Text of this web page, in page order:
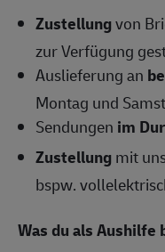
Zustellungvon
zur Verfügung
Auslieferung an
Montag und
Sendungen im
Zustellungmit
bspw.
Was du als Aushilfe